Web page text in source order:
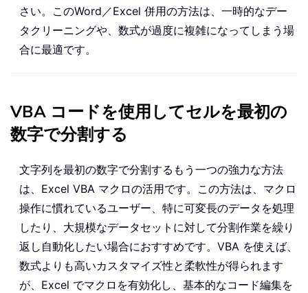
さい。このWord／Excel 併用の方法は、一時的なデー
タクリーニングや、数式が過度に複雑になってしまう場
合に最適です。
VBA コードを使用してセルを最初の
数字で分割する
文字列を最初の数字で分割するもう一つの強力な方法
は、Excel VBA マクロの活用です。この方法は、マクロ
操作に慣れているユーザー、特に可変長のデータを処理
したり、大規模なデータセットに対して分割作業を繰り
返し自動化したい場合におすすめです。VBA を使えば、
数式よりも高いカスタマイズ性と柔軟性が得られます
が、Excel でマクロを有効化し、基本的なコード編集を